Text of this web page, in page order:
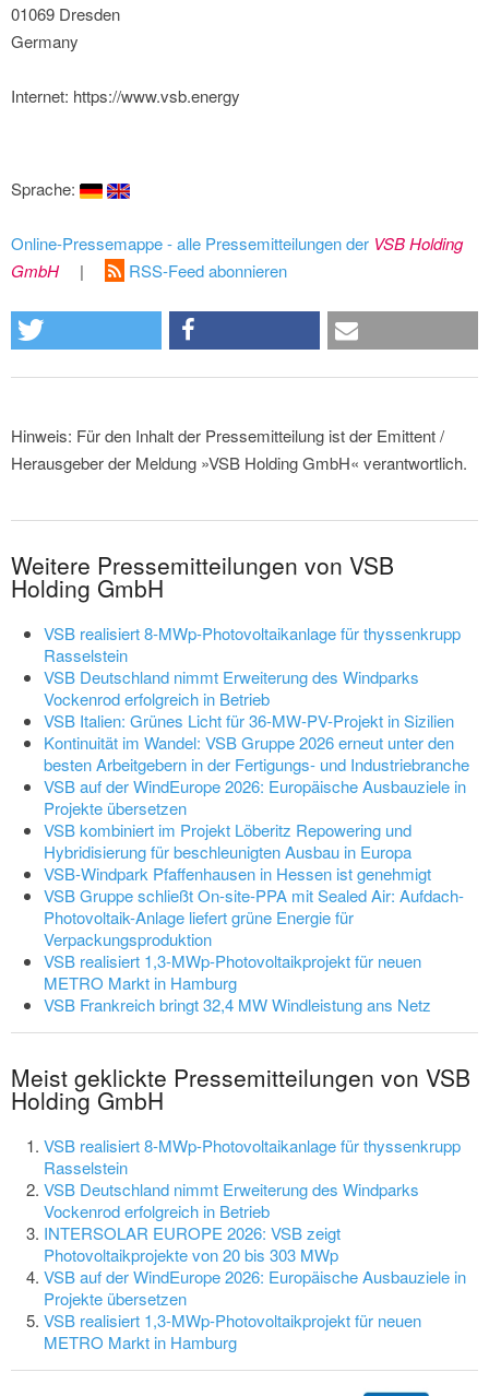
01069 Dresden
Germany
Internet: https://www.vsb.energy
Sprache:
Online-Pressemappe - alle Pressemitteilungen der VSB Holding
GmbH
| RSS-Feed abonnieren
Hinweis: Für den Inhalt der Pressemitteilung ist der Emittent /
Herausgeber der Meldung »VSB Holding GmbH« verantwortlich.
Weitere Pressemitteilungen von VSB
Holding GmbH
VSB realisiert 8-MWp-Photovoltaikanlage für thyssenkrupp
Rasselstein
VSB Deutschland nimmt Erweiterung des Windparks
Vockenrod erfolgreich in Betrieb
VSB Italien: Grünes Licht für 36-MW-PV-Projekt in Sizilien
Kontinuität im Wandel: VSB Gruppe 2026 erneut unter den
besten Arbeitgebern in der Fertigungs- und Industriebranche
VSB auf der WindEurope 2026: Europäische Ausbauziele in
Projekte übersetzen
VSB kombiniert im Projekt Löberitz Repowering und
Hybridisierung für beschleunigten Ausbau in Europa
VSB-Windpark Pfaffenhausen in Hessen ist genehmigt
VSB Gruppe schließt On-site-PPA mit Sealed Air: Aufdach-
Photovoltaik-Anlage liefert grüne Energie für
Verpackungsproduktion
VSB realisiert 1,3-MWp-Photovoltaikprojekt für neuen
METRO Markt in Hamburg
VSB Frankreich bringt 32,4 MW Windleistung ans Netz
Meist geklickte Pressemitteilungen von VSB
Holding GmbH
VSB realisiert 8-MWp-Photovoltaikanlage für thyssenkrupp
Rasselstein
VSB Deutschland nimmt Erweiterung des Windparks
Vockenrod erfolgreich in Betrieb
INTERSOLAR EUROPE 2026: VSB zeigt
Photovoltaikprojekte von 20 bis 303 MWp
VSB auf der WindEurope 2026: Europäische Ausbauziele in
Projekte übersetzen
VSB realisiert 1,3-MWp-Photovoltaikprojekt für neuen
METRO Markt in Hamburg